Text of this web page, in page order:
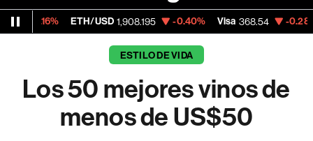
ETH/USD 1,908.195 -0.40% Visa 368.54 -0.28%
ESTILO DE VIDA
Los 50 mejores vinos de
menos de US$50